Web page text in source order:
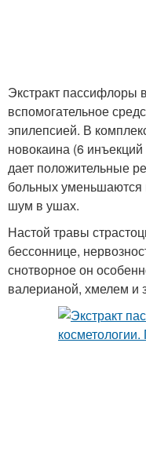
Экстракт пассифлоры
вспомогательное
эпилепсией. В
новокаина (6
дает положительные
больных уменьшаются
шум в ушах.
Настой травы
бессоннице,
снотворное он
валерианой, хмелем и